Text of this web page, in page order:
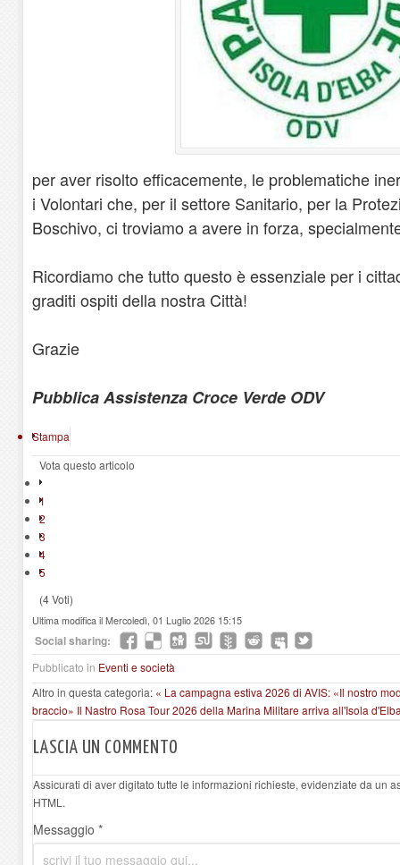
per aver risolto efficacemente, le problematiche
i Volontari che, per il settore Sanitario, per la
Boschivo, ci troviamo a avere in forza,
Ricordiamo che tutto questo è essenziale per i
graditi ospiti della nostra Città!
Grazie
Pubblica Assistenza Croce Verde ODV
Stampa
Vota questo articolo
1
2
3
4
5
(4 Voti)
Ultima modifica il Mercoledì, 01 Luglio 2026 15:15
Social sharing:
Pubblicato in Eventi e società
Altro in questa categoria: « La campagna estiva 2026 di AVIS: «Il nostro
braccio» Il Nastro Rosa Tour 2026 della Marina Militare arriva all'Isola
LASCIA UN COMMENTO
Assicurati di aver digitato tutte le informazioni richieste, evidenziate da un
HTML.
Messaggio *